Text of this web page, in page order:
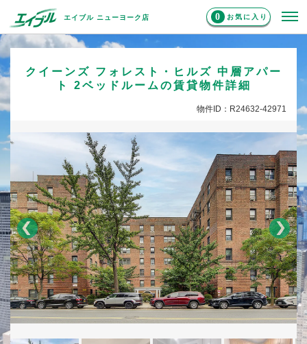
エイブル ニューヨーク店 0 お気に入り
クイーンズ フォレスト・ヒルズ 中層アパー
ト 2ベッドルームの賃貸物件詳細
物件ID：R24632-42971